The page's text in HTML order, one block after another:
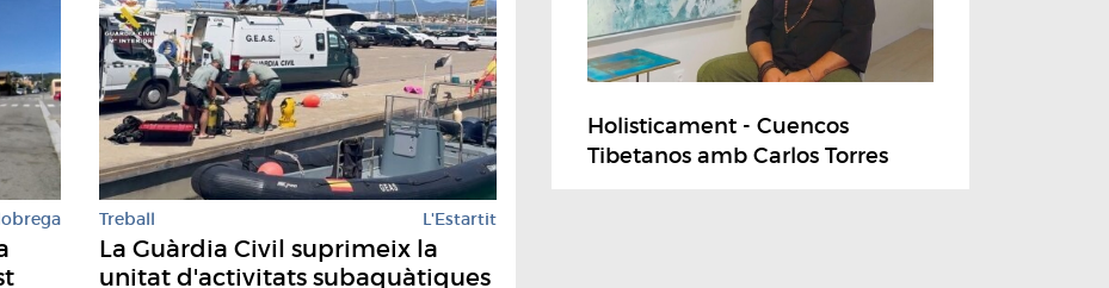
Treball L'Estartit
La Guàrdia Civil suprimeix la
unitat d'activitats subaquàtiques
Holisticament - Cuencos
Tibetanos amb Carlos Torres